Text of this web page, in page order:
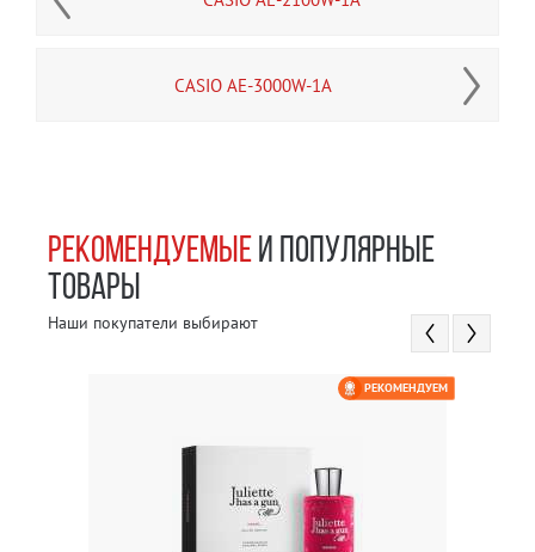
CASIO AE-3000W-1A
РЕКОМЕНДУЕМЫЕИ ПОПУЛЯРНЫЕ
ТОВАРЫ
Наши покупатели выбирают
РЕКОМЕНДУЕМ